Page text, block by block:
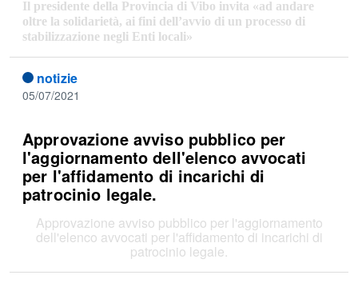
Il presidente della Provincia di Vibo invita «ad andare
oltre la solidarietà, ai fini dell’avvio di un processo di
stabilizzazione negli Enti locali»
notizie
05/07/2021
Approvazione avviso pubblico per
l'aggiornamento dell'elenco avvocati
per l'affidamento di incarichi di
patrocinio legale.
Approvazione avviso pubblico per l'aggiornamento
dell'elenco avvocati per l'affidamento di incarichi di
patrocinio legale.